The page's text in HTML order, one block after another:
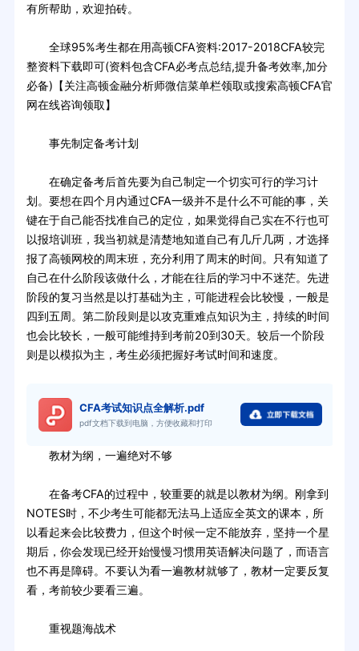
有所帮助，欢迎拍砖。
全球95%考生都在用高顿CFA资料:2017-2018CFA较完
整资料下载即可(资料包含CFA必考点总结,提升备考效率,加分
必备)【关注高顿金融分析师微信菜单栏领取或搜索高顿CFA官
网在线咨询领取】
事先制定备考计划
在确定备考后首先要为自己制定一个切实可行的学习计
划。要想在四个月内通过CFA一级并不是什么不可能的事，关
键在于自己能否找准自己的定位，如果觉得自己实在不行也可
以报培训班，我当初就是清楚地知道自己有几斤几两，才选择
报了高顿网校的周末班，充分利用了周末的时间。只有知道了
自己在什么阶段该做什么，才能在往后的学习中不迷茫。先进
阶段的复习当然是以打基础为主，可能进程会比较慢，一般是
四到五周。第二阶段则是以攻克重难点知识为主，持续的时间
也会比较长，一般可能维持到考前20到30天。较后一个阶段
则是以模拟为主，考生必须把握好考试时间和速度。
CFA考试知识点全解析.pdf
pdf文档下载到电脑，方便收藏和打印
教材为纲，一遍绝对不够
在备考CFA的过程中，较重要的就是以教材为纲。刚拿到
NOTES时，不少考生可能都无法马上适应全英文的课本，所
以看起来会比较费力，但这个时候一定不能放弃，坚持一个星
期后，你会发现已经开始慢慢习惯用英语解决问题了，而语言
也不再是障碍。不要认为看一遍教材就够了，教材一定要反复
看，考前较少要看三遍。
重视题海战术